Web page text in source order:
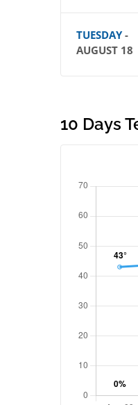
TUESDAY-
AUGUST 18
10 Days